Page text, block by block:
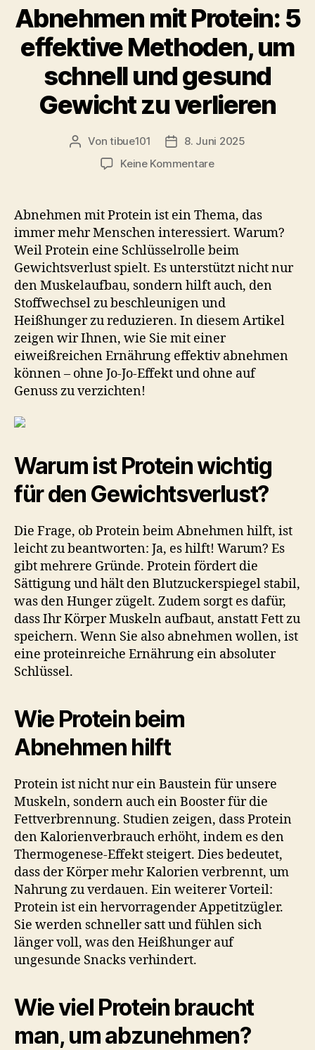
o
o
k
n
Abnehmen mit Protein: 5
effektive Methoden, um
schnell und gesund
Gewicht zu verlieren
Beitragsautor
Vontibue101 Veröffentlichungsdatum
8. Juni 2025
Keine Kommentarezu
Protein:
effektive
Methoden,
um
schnell
und
gesund
Gewicht
verlieren
Abnehmen mit Protein ist ein Thema, das
immer mehr Menschen interessiert. Warum?
Weil Protein eine Schlüsselrolle beim
Gewichtsverlust spielt. Es unterstützt nicht nur
den Muskelaufbau, sondern hilft auch, den
Stoffwechsel zu beschleunigen und
Heißhunger zu reduzieren. In diesem Artikel
zeigen wir Ihnen, wie Sie mit einer
eiweißreichen Ernährung effektiv abnehmen
können – ohne Jo-Jo-Effekt und ohne auf
Genuss zu verzichten!
Warum ist Protein wichtig
für den Gewichtsverlust?
Die Frage, ob Protein beim Abnehmen hilft, ist
leicht zu beantworten: Ja, es hilft! Warum? Es
gibt mehrere Gründe. Protein fördert die
Sättigung und hält den Blutzuckerspiegel stabil,
was den Hunger zügelt. Zudem sorgt es dafür,
dass Ihr Körper Muskeln aufbaut, anstatt Fett zu
speichern. Wenn Sie also abnehmen wollen, ist
eine proteinreiche Ernährung ein absoluter
Schlüssel.
Wie Protein beim
Abnehmen hilft
Protein ist nicht nur ein Baustein für unsere
Muskeln, sondern auch ein Booster für die
Fettverbrennung. Studien zeigen, dass Protein
den Kalorienverbrauch erhöht, indem es den
Thermogenese-Effekt steigert. Dies bedeutet,
dass der Körper mehr Kalorien verbrennt, um
Nahrung zu verdauen. Ein weiterer Vorteil:
Protein ist ein hervorragender Appetitzügler.
Sie werden schneller satt und fühlen sich
länger voll, was den Heißhunger auf
ungesunde Snacks verhindert.
Wie viel Protein braucht
man, um abzunehmen?